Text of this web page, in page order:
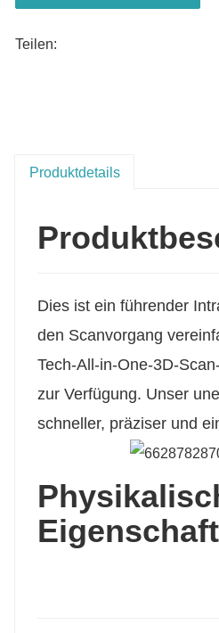
Teilen:
Produktdetails
Dies ist ein führender
den Scanvorgang
Tech-All-in-One-3D-
zur Verfügung. Unser
schneller, präziser und